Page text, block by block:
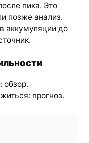
пика. Это
позже анализ.
аккумуляции до
.
обзор.
прогноз.